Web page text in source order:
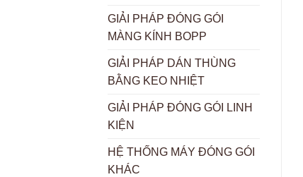
GIẢI PHÁP ĐÓNG GÓI
MÀNG KÍNH BOPP
GIẢI PHÁP DÁN THÙNG
BẰNG KEO NHIỆT
GIẢI PHÁP ĐÓNG GÓI LINH
KIỆN
HỆ THỐNG MÁY ĐÓNG GÓI
KHÁC